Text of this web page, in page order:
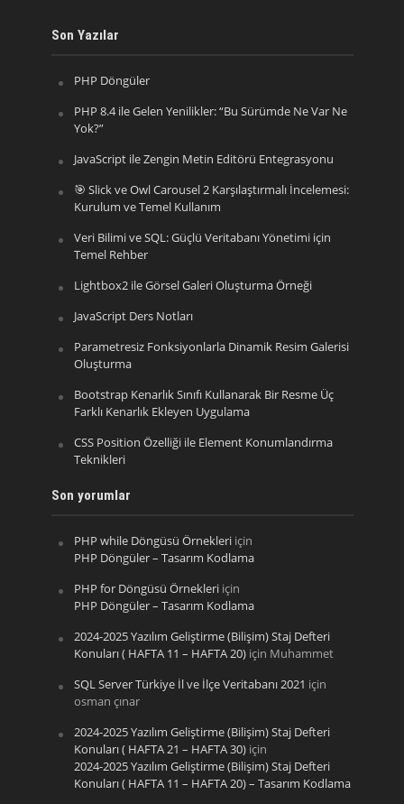
Son Yazılar
PHP Döngüler
PHP 8.4 ile Gelen Yenilikler: “Bu Sürümde Ne Var Ne
Yok?”
JavaScript ile Zengin Metin Editörü Entegrasyonu
🎯 Slick ve Owl Carousel 2 Karşılaştırmalı İncelemesi:
Kurulum ve Temel Kullanım
Veri Bilimi ve SQL: Güçlü Veritabanı Yönetimi için
Temel Rehber
Lightbox2 ile Görsel Galeri Oluşturma Örneği
JavaScript Ders Notları
Parametresiz Fonksiyonlarla Dinamik Resim Galerisi
Oluşturma
Bootstrap Kenarlık Sınıfı Kullanarak Bir Resme Üç
Farklı Kenarlık Ekleyen Uygulama
CSS Position Özelliği ile Element Konumlandırma
Teknikleri
Son yorumlar
PHP while Döngüsü Örnekleriiçin
PHP Döngüler – Tasarım Kodlama
PHP for Döngüsü Örnekleriiçin
PHP Döngüler – Tasarım Kodlama
2024-2025 Yazılım Geliştirme (Bilişim) Staj Defteri
Konuları ( HAFTA 11 – HAFTA 20)için Muhammet
SQL Server Türkiye İl ve İlçe Veritabanı 2021 için
osman çınar
2024-2025 Yazılım Geliştirme (Bilişim) Staj Defteri
Konuları ( HAFTA 21 – HAFTA 30)için
2024-2025 Yazılım Geliştirme (Bilişim) Staj Defteri
Konuları ( HAFTA 11 – HAFTA 20) – Tasarım Kodlama